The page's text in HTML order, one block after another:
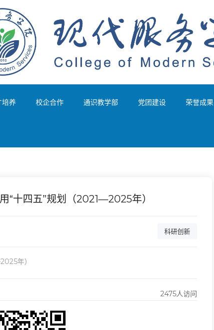
培养 校企合作 通识教学部 党团建设 荣誉成果
“十四五”规划（2021—2025年）
科研创新
年）
2475人访问